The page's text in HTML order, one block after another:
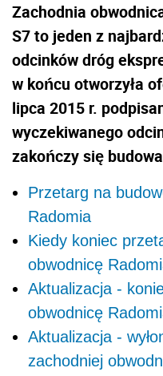
Zachodnia
S7 to jeden z
odcinków dróg
w końcu otworzyła
lipca 2015 r.
wyczekiwanego
zakończy się
Przetarg na
Radomia
Kiedy koniec
obwodnicę
Aktualizacja -
obwodnicę
Aktualizacja -
zachodniej